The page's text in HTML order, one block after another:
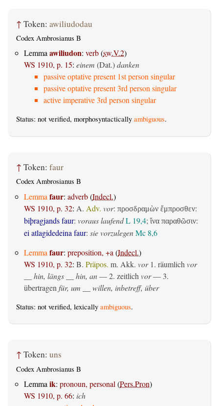
↑ Token: awiliudodau
Codex Ambrosianus B
Lemmaawiliudon: verb(sw.V.2)
WS 1910, p. 15: einem (Dat.)danken
passive optative present 1st person singular
passive optative present 3rd person singular
active imperative 3rd person singular
Status: not verified, morphosyntactically ambiguous.
↑ Token: faur
Codex Ambrosianus B
Lemma faur: adverb(Indecl.)
WS 1910, p. 32: A. Adv. vor: προσδραμὼν ἔμπροσθεν:
biþragjands faur: voraus laufendL 19,4; ἵνα παραθῶσιν:
ei atlagidedeina faur: sie vorzulegenMc 8,6
Lemma faur: preposition, +a (Indecl.)
WS 1910, p. 32: B. Präpos. m. Akk. vor1. räumlich vor
__ hin, längs __ hin, an— 2. zeitlich vor— 3.
übertragen für, um __ willen, inbetreff, über
Status: not verified, lexically ambiguous.
↑ Token: uns
Codex Ambrosianus B
Lemma ik: pronoun, personal (Pers.Pron)
WS 1910, p. 66: ich